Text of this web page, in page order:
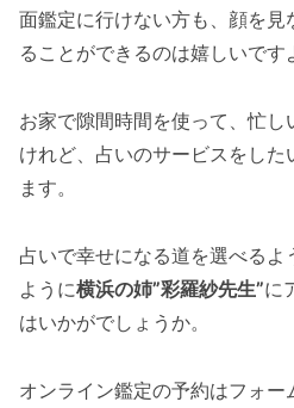
面鑑定に行けない方も、顔を見
ることができるのは嬉しいです
お家で隙間時間を使って、忙
けれど、占いのサービスをした
ます。
占いで幸せになる道を選べる
ように横浜の姉”彩羅紗先生”に
はいかがでしょうか。
オンライン鑑定の予約はフォー